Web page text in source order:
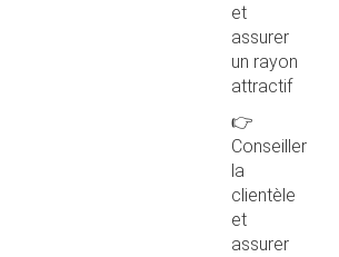
et
assurer
un rayon
attractif
👉
Conseiller
la
clientèle
et
assurer